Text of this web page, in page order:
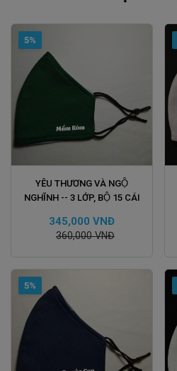
5%
ĐẶT HÀNG
YÊU THƯƠNG VÀ NGỘ
NGHĨNH -- 3 LỚP, BỘ 15 CÁI
345,000 VNĐ
360,000 VNĐ
5%